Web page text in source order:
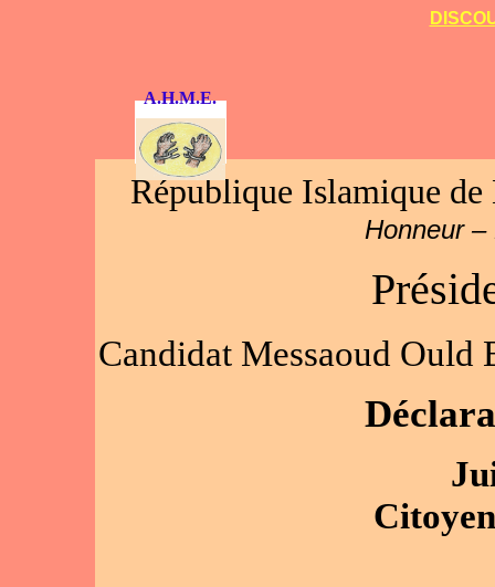
A.H.M.E.
République Islamique
Honneur
Candidat Messaoud Ould